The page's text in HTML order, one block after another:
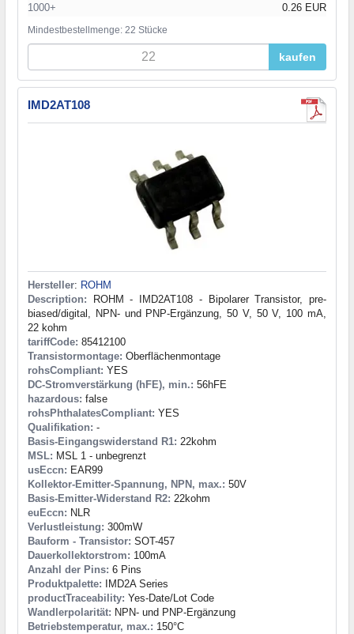
1000+
0.26 EUR
Mindestbestellmenge: 22 Stücke
kaufen
IMD2AT108
Hersteller: ROHM
Description: ROHM - IMD2AT108 - Bipolarer Transistor, pre-
biased/digital, NPN- und PNP-Ergänzung, 50 V, 50 V, 100 mA,
22 kohm
tariffCode: 85412100
Transistormontage: Oberflächenmontage
rohsCompliant: YES
DC-Stromverstärkung (hFE), min.: 56hFE
hazardous: false
rohsPhthalatesCompliant: YES
Qualifikation: -
Basis-Eingangswiderstand R1: 22kohm
MSL: MSL 1 - unbegrenzt
usEccn: EAR99
Kollektor-Emitter-Spannung, NPN, max.: 50V
Basis-Emitter-Widerstand R2: 22kohm
euEccn: NLR
Verlustleistung: 300mW
Bauform - Transistor: SOT-457
Dauerkollektorstrom: 100mA
Anzahl der Pins: 6 Pins
Produktpalette: IMD2A Series
productTraceability: Yes-Date/Lot Code
Wandlerpolarität: NPN- und PNP-Ergänzung
Betriebstemperatur, max.: 150°C